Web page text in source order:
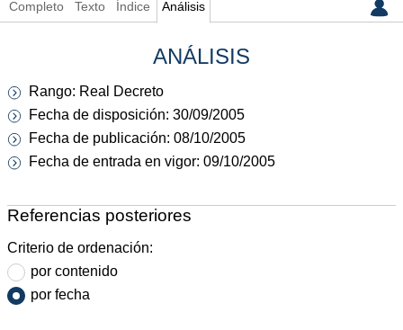
Completo Texto Índice Análisis
ANÁLISIS
Rango: Real Decreto
Fecha de disposición: 30/09/2005
Fecha de publicación: 08/10/2005
Fecha de entrada en vigor: 09/10/2005
Referencias posteriores
Criterio de ordenación:
por contenido
por fecha